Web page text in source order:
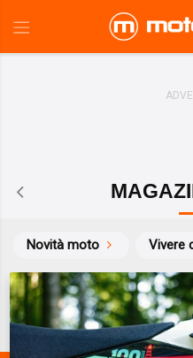
Novità moto Vivere